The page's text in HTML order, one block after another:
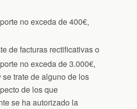
no exceda de 400€,
de facturas rectificativas o
no exceda de 3.000€,
se trate de alguno de los
de los que
se ha autorizado la